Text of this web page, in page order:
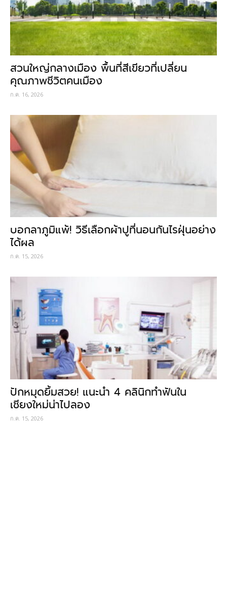
สวนใหญ่กลางเมือง พื้นที่สีเขียวที่เปลี่ยน
คุณภาพชีวิตคนเมือง
ก.ค. 16, 2026
บอกลาภูมิแพ้! วิธีเลือกผ้าปูที่นอนกันไรฝุ่นอย่าง
ได้ผล
ก.ค. 15, 2026
ปักหมุดยิ้มสวย! แนะนำ 4 คลินิกทำฟันใน
เชียงใหม่น่าไปลอง
ก.ค. 15, 2026